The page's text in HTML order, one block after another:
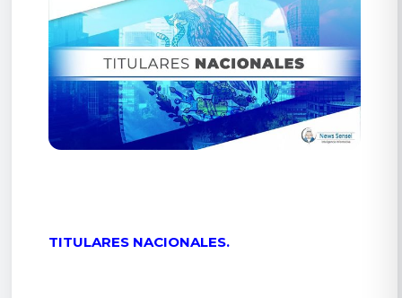
TITULARES NACIONALES.